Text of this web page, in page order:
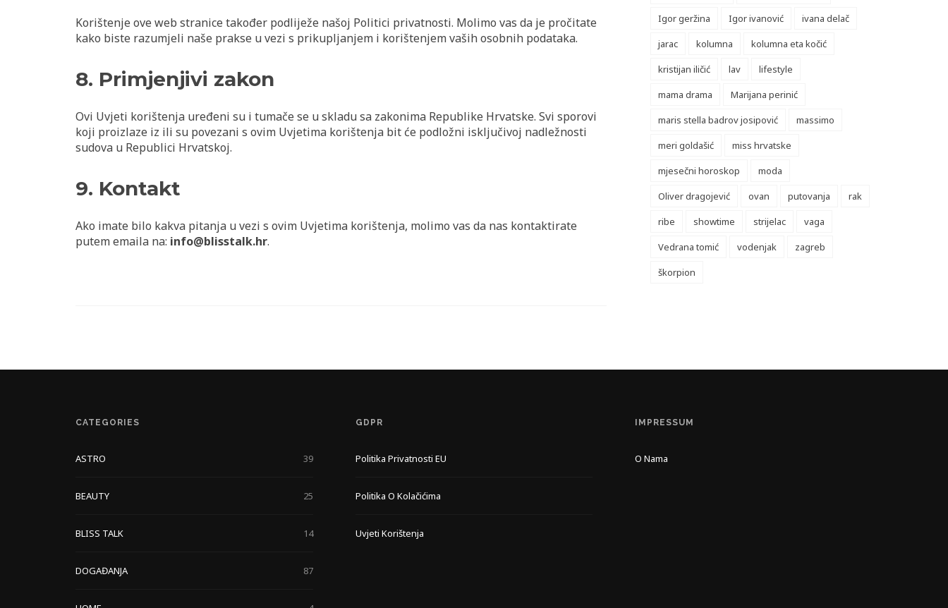
Korištenje ove web stranice također podliježe našoj Politici privatnosti. Molimo vas da je pročitate
kako biste razumjeli naše prakse u vezi s prikupljanjem i korištenjem vaših osobnih podataka.
8. Primjenjivi zakon
Ovi Uvjeti korištenja uređeni su i tumače se u skladu sa zakonima Republike Hrvatske. Svi sporovi
koji proizlaze iz ili su povezani s ovim Uvjetima korištenja bit će podložni isključivoj nadležnosti
sudova u Republici Hrvatskoj.
9. Kontakt
Ako imate bilo kakva pitanja u vezi s ovim Uvjetima korištenja, molimo vas da nas kontaktirate
putem emaila na: info@blisstalk.hr.
Igor geržina
Igor ivanović
ivana delač
jarac
kolumna
kolumna eta kočić
kristijan iličić
lav
lifestyle
mama drama
Marijana perinić
maris stella badrov josipović
massimo
meri goldašić
miss hrvatske
mjesečni horoskop
moda
Oliver dragojević
ovan putovanja
rak
ribe
showtime strijelac
vaga
Vedrana tomić
vodenjak
zagreb
škorpion
CATEGORIES
ASTRO 39
BEAUTY 25
BLISS TALK 14
DOGAĐANJA 87
GDPR
Politika Privatnosti EU
Politika O Kolačićima
Uvjeti Korištenja
IMPRESSUM
O Nama